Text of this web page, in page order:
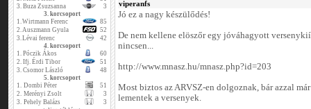
3. Buza Zsuzsanna
3
3. korcsoport
1.Wirtmann Ferenc
85
2.Auszmann Gyula
52
3.Lévai ferenc
42
4. korcsoport
1. Póczik Ákos
60
2. Ifj. Érdi Tibor
51
3. Csomor László
48
5. korcsoport
1. Dombi Péter
51
2. Merényi Zsolt
3
3. Pehely Balázs 3
viperanfs
Jó ez a nagy készülődés!
De nem kellene elöszőr egy jóváhagyott
nincsen...
http://www.mnasz.hu/mnasz.php?id=203
Most biztos az ARVSZ-en dolgoznak, bár azzal
lementek a versenyek.